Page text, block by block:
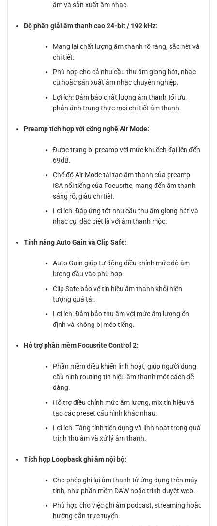
âm và sản xuất âm nhạc.
Độ phân giải âm thanh cao 24-bit / 192 kHz:
Mang lại chất lượng âm thanh rõ ràng, sắc nét và
chi tiết.
Phù hợp cho cả nhu cầu thu âm giọng hát, nhạc
cụ hoặc sản xuất âm nhạc chuyên nghiệp.
Lợi ích: Đảm bảo chất lượng âm thanh tối ưu,
phản ánh trung thực mọi chi tiết âm thanh.
Preamp tích hợp với công nghệ Air Mode:
Được trang bị preamp với mức khuếch đại lên đến
69dB.
Chế độ Air Mode tái tạo âm thanh của preamp
ISA nổi tiếng của Focusrite, mang đến âm thanh
sáng rõ, giàu chi tiết.
Lợi ích: Đáp ứng tốt nhu cầu thu âm giọng hát và
nhạc cụ, đặc biệt là với âm thanh mộc.
Tính năng Auto Gain và Clip Safe:
Auto Gain giúp tự động điều chỉnh mức độ âm
lượng đầu vào phù hợp.
Clip Safe bảo vệ tín hiệu âm thanh khỏi hiện
tượng quá tải.
Lợi ích: Đảm bảo thu âm với mức âm lượng ổn
định và không bị méo tiếng.
Hỗ trợ phần mềm Focusrite Control 2:
Phần mềm điều khiển linh hoạt, giúp người dùng
cấu hình routing tín hiệu âm thanh một cách dễ
dàng.
Hỗ trợ điều chỉnh mức âm lượng, mix tín hiệu và
tạo các preset cấu hình khác nhau.
Lợi ích: Tăng tính tiện dụng và linh hoạt trong quá
trình thu âm và xử lý âm thanh.
Tích hợp Loopback ghi âm nội bộ:
Cho phép ghi lại âm thanh từ ứng dụng trên máy
tính, như phần mềm DAW hoặc trình duyệt web.
Phù hợp cho việc ghi âm podcast, streaming hoặc
hướng dẫn trực tuyến.